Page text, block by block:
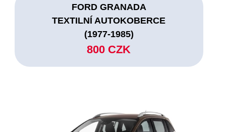
FORD GRANADA
TEXTILNÍ AUTOKOBERCE
(1977-1985)
800 CZK